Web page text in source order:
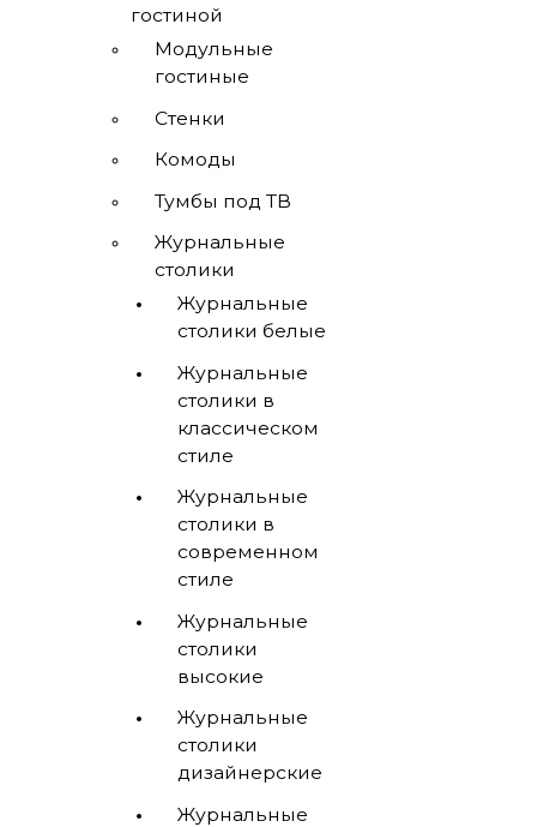
гостиной
Модульные
гостиные
Стенки
Комоды
Тумбы под ТВ
Журнальные
столики
Журнальные
столики белые
Журнальные
столики в
классическом
стиле
Журнальные
столики в
современном
стиле
Журнальные
столики
высокие
Журнальные
столики
дизайнерские
Журнальные